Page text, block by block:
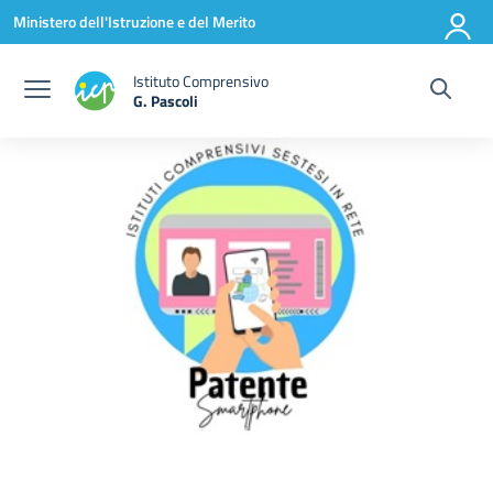
Vai ai contenuti
Vai al menu di navigazione
Vai al footer
Ministero dell'Istruzione e del Merito
Istituto Comprensivo
G. Pascoli